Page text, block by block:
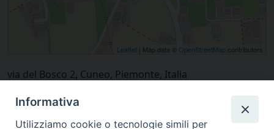
Leaflet | Map data © OpenStreetMap contributors
via del Bosco 2, Cuneo, Piemonte, Italia
Informativa
Utilizziamo cookie o tecnologie simili per